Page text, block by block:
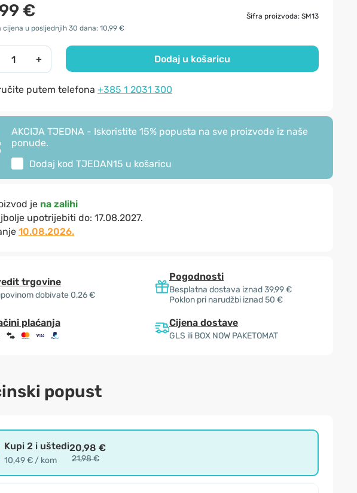
€
Šifra proizvoda: SM13
cijena u posljednjih 30 dana: 10,99 €
+ Dodaj u košaricu
putem telefona +385 1 2031 300
AKCIJA TJEDNA - Iskoristite 15% popusta na sve proizvode iz naše
ponude.
Dodaj kod TJEDAN15 u košaricu
je na zalihi
upotrijebiti do: 17.08.2027.
10.08.2026.
trgovine
dobivate 0,26 €
Pogodnosti
Besplatna dostava iznad 39,99 €
Poklon pri narudžbi iznad 50 €
plaćanja Cijena dostave
GLS ili BOX NOW PAKETOMAT
popust
Kupi 2 i uštedi
10,49 € / kom
20,98 €
21,98 €